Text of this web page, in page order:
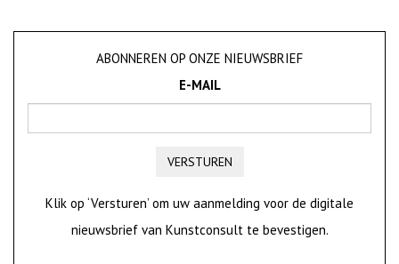
ABONNEREN OP ONZE NIEUWSBRIEF
E-MAIL
VERSTUREN
Klik op ‘Versturen’ om uw aanmelding voor de digitale
nieuwsbrief van Kunstconsult te bevestigen.